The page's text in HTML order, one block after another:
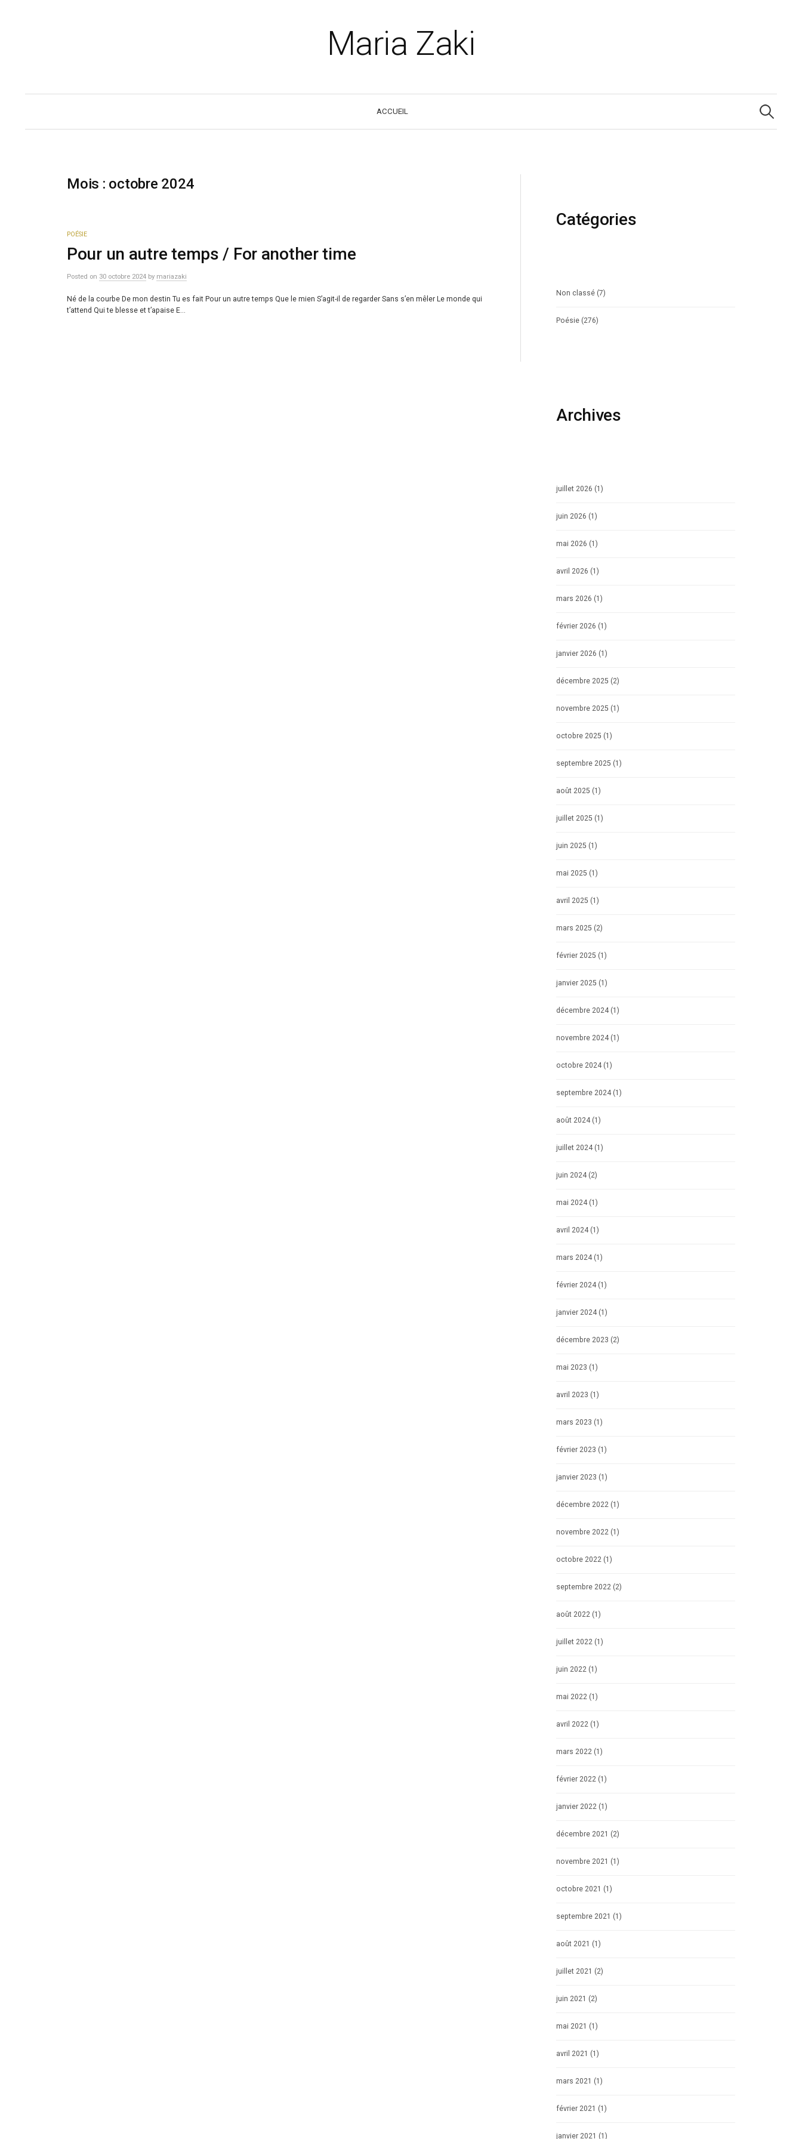
Maria Zaki
ACCUEIL
Mois : octobre 2024
POÉSIE
Pour un autre temps / For another time
Posted on 30 octobre 2024 by mariazaki
Né de la courbe De mon destin Tu es fait Pour un autre temps Que le mien S’agit-il de regarder Sans s’en mêler Le monde qui
t’attend Qui te blesse et t’apaise E...
Catégories
Non classé (7)
Poésie (276)
Archives
juillet 2026 (1)
juin 2026 (1)
mai 2026 (1)
avril 2026 (1)
mars 2026 (1)
février 2026 (1)
janvier 2026 (1)
décembre 2025 (2)
novembre 2025 (1)
octobre 2025 (1)
septembre 2025 (1)
août 2025 (1)
juillet 2025 (1)
juin 2025 (1)
mai 2025 (1)
avril 2025 (1)
mars 2025 (2)
février 2025 (1)
janvier 2025 (1)
décembre 2024(1)
novembre 2024(1)
octobre 2024(1)
septembre 2024(1)
août 2024(1)
juillet 2024(1)
juin 2024(2)
mai 2024(1)
avril 2024(1)
mars 2024(1)
février 2024(1)
janvier 2024(1)
décembre 2023 (2)
mai 2023 (1)
avril 2023 (1)
mars 2023 (1)
février 2023 (1)
janvier 2023 (1)
décembre 2022 (1)
novembre 2022 (1)
octobre 2022 (1)
septembre 2022 (2)
août 2022 (1)
juillet 2022 (1)
juin 2022 (1)
mai 2022 (1)
avril 2022 (1)
mars 2022 (1)
février 2022 (1)
janvier 2022 (1)
décembre 2021 (2)
novembre 2021 (1)
octobre 2021 (1)
septembre 2021 (1)
août 2021 (1)
juillet 2021 (2)
juin 2021 (2)
mai 2021 (1)
avril 2021 (1)
mars 2021 (1)
février 2021 (1)
janvier 2021 (1)